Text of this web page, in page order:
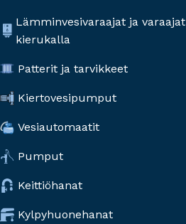
Lämminvesivaraajat ja varaajat
kierukalla
Patterit ja tarvikkeet
Kiertovesipumput
Vesiautomaatit
Pumput
Keittiöhanat
Kylpyhuonehanat